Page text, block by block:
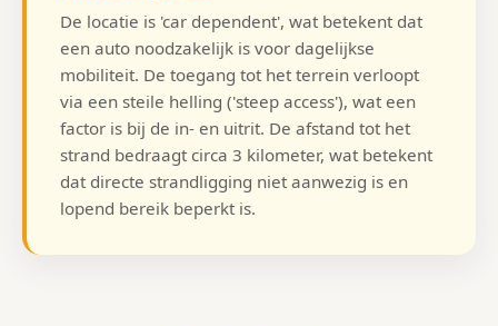
De locatie is 'car dependent', wat betekent dat
een auto noodzakelijk is voor dagelijkse
mobiliteit. De toegang tot het terrein verloopt
via een steile helling ('steep access'), wat een
factor is bij de in- en uitrit. De afstand tot het
strand bedraagt circa 3 kilometer, wat betekent
dat directe strandligging niet aanwezig is en
lopend bereik beperkt is.